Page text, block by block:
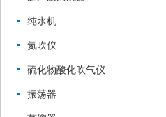
纯水机
氮吹仪
硫化物酸化吹气仪
振荡器